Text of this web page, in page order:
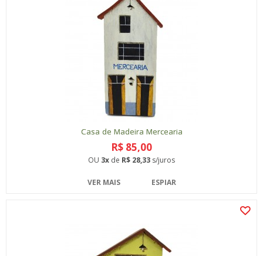
Casa de Madeira Mercearia
R$ 85,00
OU 3x de R$ 28,33 s/juros
VER MAIS ESPIAR